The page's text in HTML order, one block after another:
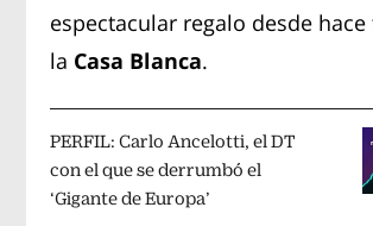
espectacular regalo desde
la Casa Blanca.
PERFIL: Carlo Ancelotti, el DT
con el que se derrumbó el
‘Gigante de Europa’